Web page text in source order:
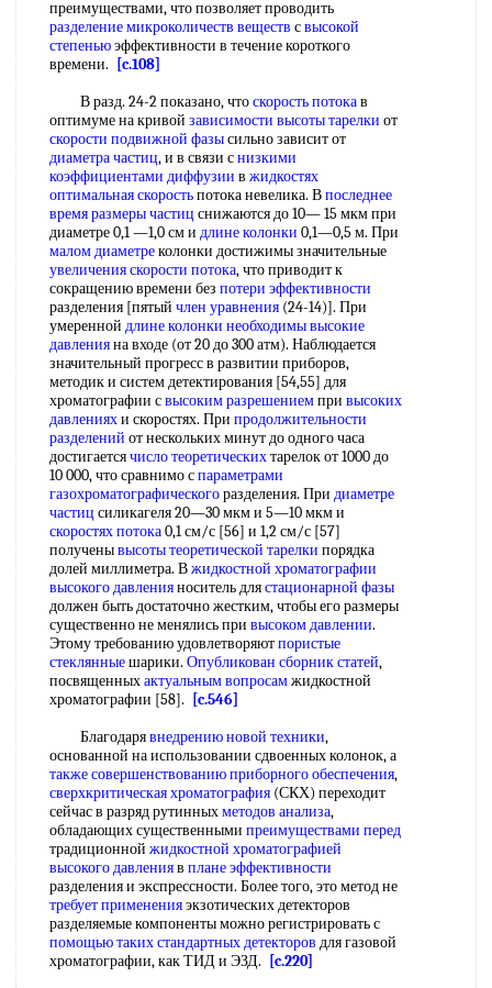
преимуществами, что позволяет проводить
разделение микроколичеств веществ свысокой
степеньюэффективности в течение короткого
времени.
[c.108]
В разд. 24-2 показано, чтоскорость потокав
оптимуме на кривой зависимости высоты тарелки от
скорости подвижной фазысильно зависит от
диаметра частиц, и в связи снизкими
коэффициентами диффузии в жидкостях
оптимальная скоростьпотока невелика. Впоследнее
времяразмеры частиц снижаются до 10— 15 мкм при
диаметре 0,1 —1,0 см и длине колонки 0,1—0,5 м. При
малом диаметреколонки достижимы значительные
увеличения скорости потока, что приводит к
сокращению времени без потери эффективности
разделения [пятый член уравнения (24-14)]. При
умеренной длине колонки необходимывысокие
давленияна входе (от 20 до 300 атм). Наблюдается
значительный прогресс в развитии приборов,
методик и систем детектирования [54,55] для
хроматографии свысоким разрешениемпри высоких
давленияхи скоростях. При продолжительности
разделений от нескольких минут до одного часа
достигаетсячисло теоретическихтарелок от 1000 до
10 000, что сравнимо спараметрами
газохроматографическогоразделения. При диаметре
частиц силикагеля 20—30 мкм и 5—10 мкм и
скоростях потока0,1 см/с [56] и 1,2 см/с [57]
полученывысоты теоретической тарелки порядка
долей миллиметра. Вжидкостной хроматографии
высокого давленияноситель длястационарной фазы
должен быть достаточно жестким, чтобы его размеры
существенно не менялись при высоком давлении.
Этому требованию удовлетворяютпористые
стеклянныешарики. Опубликован сборник статей,
посвященныхактуальным вопросамжидкостной
хроматографии [58].
[c.546]
Благодарявнедрению новой техники,
основанной на использовании сдвоенных колонок, а
также совершенствованиюприборного обеспечения,
сверхкритическая хроматография (СКХ) переходит
сейчас в разряд рутинныхметодов анализа,
обладающих существенными преимуществами перед
традиционной жидкостной хроматографией
высокого давленияв плане эффективности
разделения и экспрессности. Более того, это метод не
требует примененияэкзотических детекторов
разделяемые компоненты можно регистрировать с
помощью такихстандартных детекторов для газовой
хроматографии, как ТИД и ЭЗД.
[c.220]